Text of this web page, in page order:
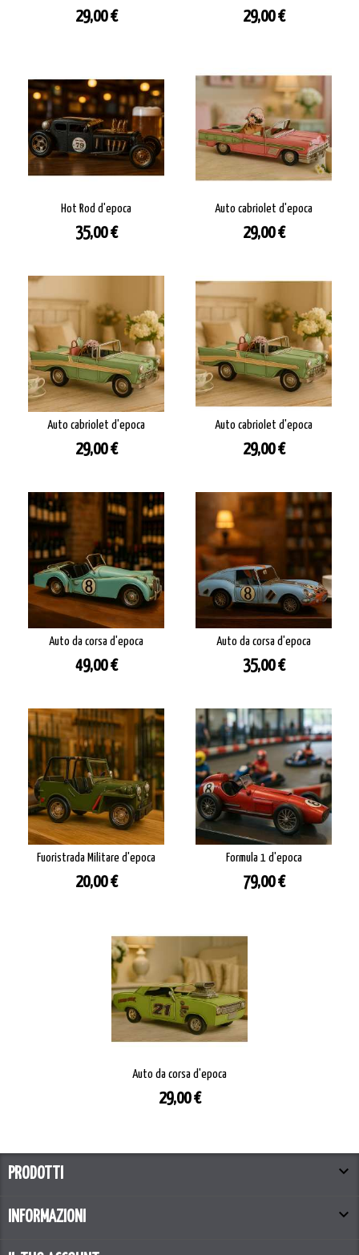
Prezzo
29,00 € Prezzo
29,00 €
Hot Rod d'epoca
Prezzo
35,00 €
Auto cabriolet d'epoca
Prezzo
29,00 €
Auto cabriolet d'epoca
Prezzo
29,00 €
Auto cabriolet d'epoca
Prezzo
29,00 €
Auto da corsa d'epoca
Prezzo
49,00 €
Auto da corsa d'epoca
Prezzo
35,00 €
Fuoristrada Militare d'epoca
Prezzo
20,00 €
Formula 1 d'epoca
Prezzo
79,00 €
Auto da corsa d'epoca
Prezzo
29,00 €
PRODOTTI 
INFORMAZIONI 